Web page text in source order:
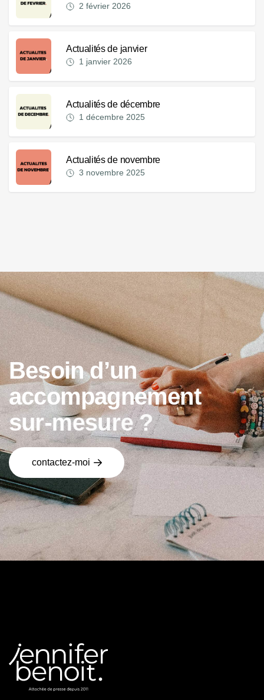
2 février 2026
Actualités de janvier
1 janvier 2026
Actualités de décembre
1 décembre 2025
Actualités de novembre
3 novembre 2025
Besoin d’un
accompagnement
sur-mesure ?
contactez-moi